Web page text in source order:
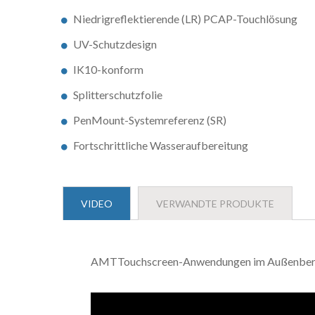
Niedrigreflektierende (LR) PCAP-Touchlösung
UV-Schutzdesign
IK10-konform
Splitterschutzfolie
PenMount-Systemreferenz (SR)
Fortschrittliche Wasseraufbereitung
VIDEO VERWANDTE PRODUKTE
AMTTouchscreen-Anwendungen im